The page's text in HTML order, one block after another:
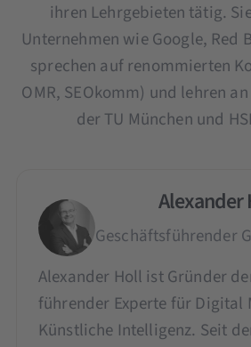
ihren Lehrgebieten tätig.
Unternehmen wie Google, Red
sprechen auf renommierten
OMR, SEOkomm) und lehren
der TU München und
Alexander
Geschäftsführender
Alexander Holl ist Gründer
führender Experte für Digital
Künstliche Intelligenz. Seit